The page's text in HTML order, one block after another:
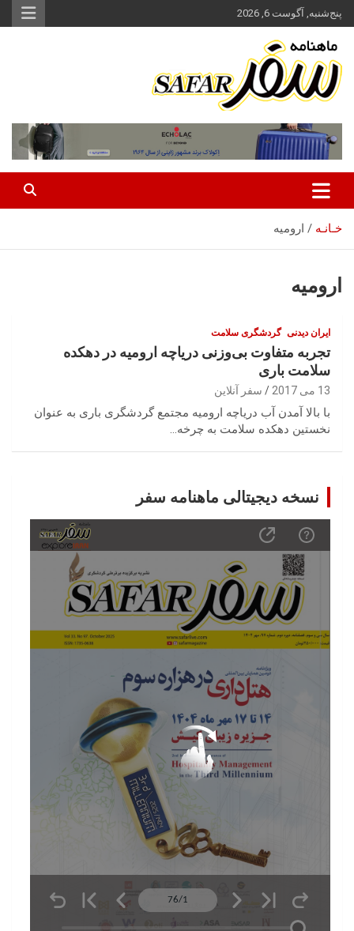
محتوا
بروید
پنج‌شنبه, آگوست 6, 2026
سفر آنلاین
خـانـه ارومیه
ارومیه
ایران‌ دیدنی گردشگری سلامت
تجربه متفاوت بی‌وزنی دریاچه ارومیه در دهکده
سلامت باری
13 می 2017 سفر آنلاین
با بالا آمدن آب دریاچه ارومیه مجتمع گردشگری باری به عنوان
نخستین دهکده سلامت به چرخه…
نسخه دیجیتالی ماهنامه سفر